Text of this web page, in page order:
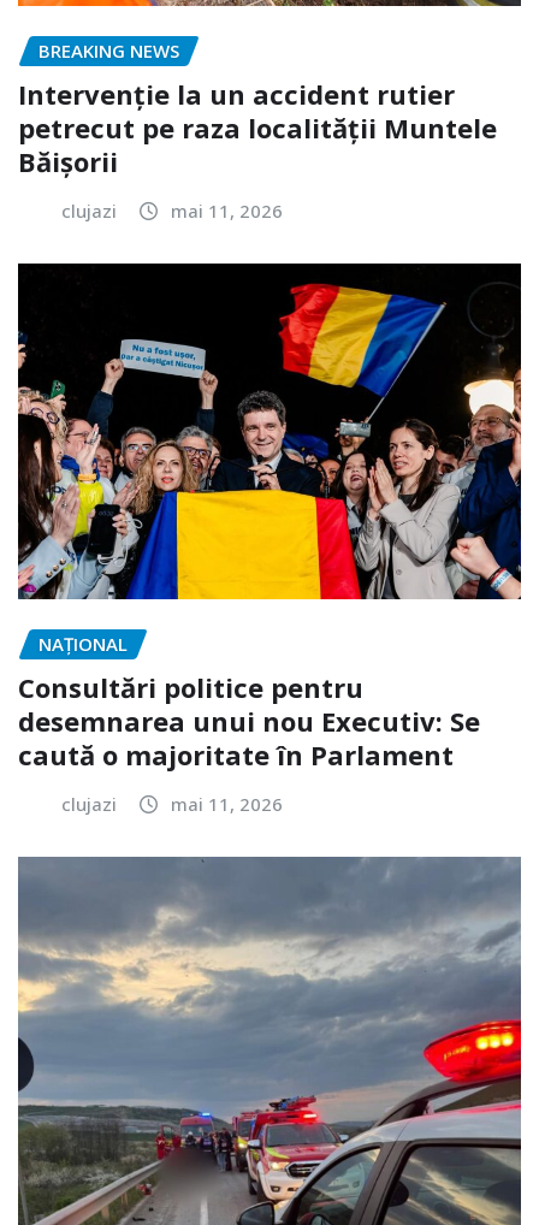
BREAKING NEWS
Intervenție la un accident rutier
petrecut pe raza localității Muntele
Băișorii
clujazi mai 11, 2026
NAŢIONAL
Consultări politice pentru
desemnarea unui nou Executiv: Se
caută o majoritate în Parlament
clujazi mai 11, 2026